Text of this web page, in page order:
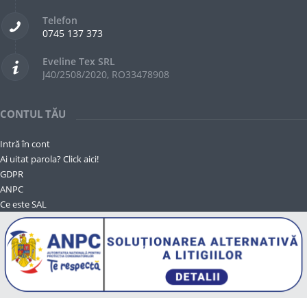
Telefon
0745 137 373
Eveline Tex SRL
J40/2508/2020, RO33478908
CONTUL TĂU
Intră în cont
Ai uitat parola? Click aici!
GDPR
ANPC
Ce este SAL